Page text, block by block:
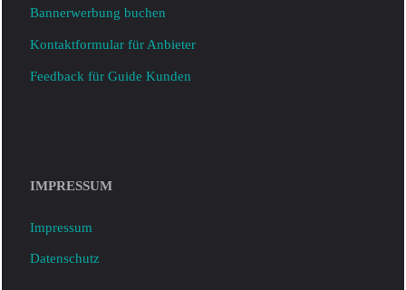
Bannerwerbung buchen
Kontaktformular für Anbieter
Feedback für Guide Kunden
IMPRESSUM
Impressum
Datenschutz